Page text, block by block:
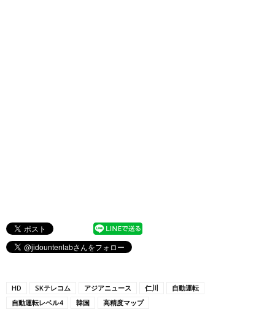
HD SKテレコム アジアニュース 仁川
自動運転
自動運転レベル4
韓国 高精度マップ